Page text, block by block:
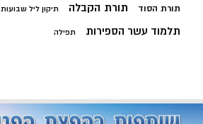
תורת הסוד תורת הקבלה תיקון ליל שבועות
תלמוד עשר הספירות תפילה